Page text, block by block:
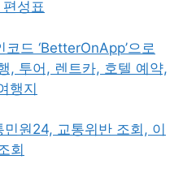
성표
드 ‘BetterOnApp’으로
, 투어, 렌트카, 호텔 예약,
행지
원24, 교통위반 조회, 이
회